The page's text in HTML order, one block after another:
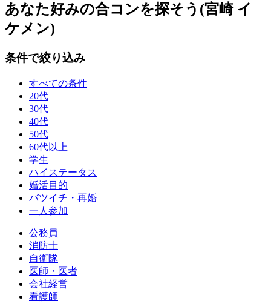
あなた好みの合コンを探そう(宮崎 イ
ケメン)
条件で絞り込み
すべての条件
20代
30代
40代
50代
60代以上
学生
ハイステータス
婚活目的
バツイチ・再婚
一人参加
公務員
消防士
自衛隊
医師・医者
会社経営
看護師